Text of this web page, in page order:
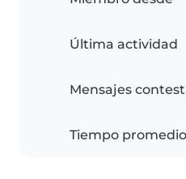
Última actividad
Mensajes
Tiempo